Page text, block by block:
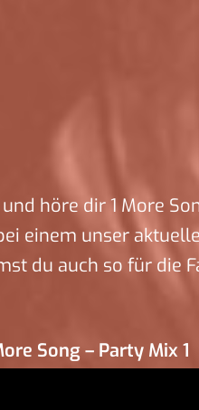
und höre dir 1 More
einem unser
du auch so für die
Song – Party Mix 1